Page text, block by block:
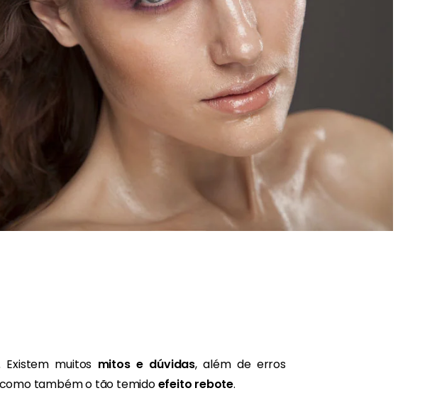
Existem muitos mitos e dúvidas, além de erros
também o tão temidoefeito rebote.